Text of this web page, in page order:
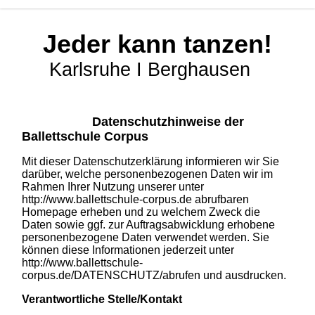
Jeder kann tanzen!
Karlsruhe I Berghausen
Datenschutzhinweise der
Ballettschule Corpus
Mit dieser Datenschutzerklärung informieren wir Sie
darüber, welche personenbezogenen Daten wir im
Rahmen Ihrer Nutzung unserer unter
http://www.ballettschule-corpus.de abrufbaren
Homepage erheben und zu welchem Zweck die
Daten sowie ggf. zur Auftragsabwicklung erhobene
personenbezogene Daten verwendet werden. Sie
können diese Informationen jederzeit unter
http://www.ballettschule-
corpus.de/DATENSCHUTZ/abrufen und ausdrucken.
Verantwortliche Stelle/Kontakt